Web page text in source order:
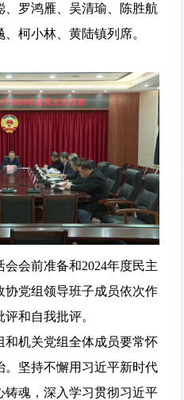
罗鸿雁、吴清瑜、陈胜航
柯小林、黄陆镇列席。
会前准备和2024年度民主
党组领导班子成员依次作
和自我批评。
机关党组全体成员要常怀
。坚持不懈用习近平新时代
魂，深入学习贯彻习近平